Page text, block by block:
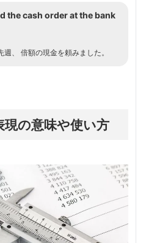
the cash order at the bank
週、 倍額の現金を頼みました。
の意味や使い方